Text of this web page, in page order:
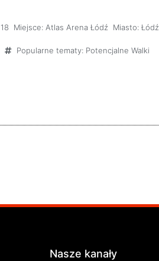
(darmowe kody)
Miejsce: Atlas Arena Łódź Miasto: Łódź
Popularne tematy: Potencjalne Walki
Nasze kanały